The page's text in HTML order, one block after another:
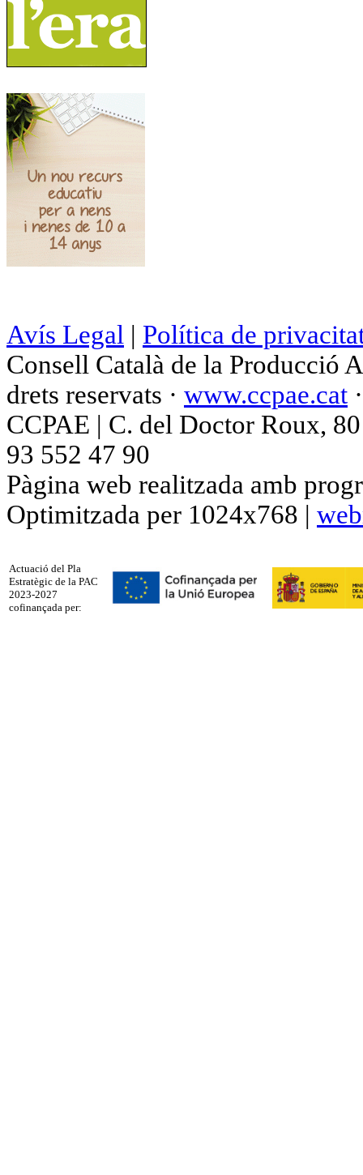
Avís Legal | Política de
Consell Català de la Producció
drets reservats · www.ccpae.cat
CCPAE | C. del Doctor Roux,
93 552 47 90
Pàgina web realitzada amb
Optimitzada per 1024x768 |
Actuació del Pla
Estratègic de la PAC
2023-2027
cofinançada per: